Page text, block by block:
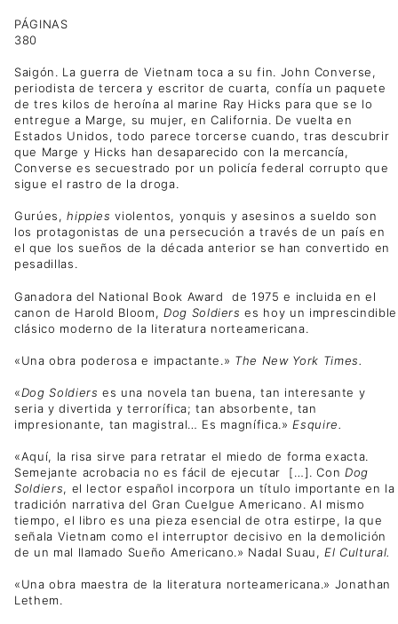
PÁGINAS
380
Saigón. La guerra de Vietnam toca a su fin. John Converse,
periodista de tercera y escritor de cuarta, confía un paquete
de tres kilos de heroína al marine Ray Hicks para que se lo
entregue a Marge, su mujer, en California. De vuelta en
Estados Unidos, todo parece torcerse cuando, tras descubrir
que Marge y Hicks han desaparecido con la mercancía,
Converse es secuestrado por un policía federal corrupto que
sigue el rastro de la droga.
Gurúes,hippies violentos, yonquis y asesinos a sueldo son
los protagonistas de una persecución a través de un país en
el que los sueños de la década anterior se han convertido en
pesadillas.
Ganadora del National Book Award de 1975 e incluida en el
canon de Harold Bloom, Dog Soldiers es hoy un imprescindible
clásico moderno de la literatura norteamericana.
«Una obra poderosa e impactante.» The New York Times.
«Dog Soldiers es una novela tan buena, tan interesante y
seria y divertida y terrorífica; tan absorbente, tan
impresionante, tan magistral… Es magnífica.»Esquire.
«Aquí, la risa sirve para retratar el miedo de forma exacta.
Semejante acrobacia no es fácil de ejecutar […]. ConDog
Soldiers, el lector español incorpora un título importante en la
tradición narrativa del Gran Cuelgue Americano. Al mismo
tiempo, el libro es una pieza esencial de otra estirpe, la que
señala Vietnam como el interruptor decisivo en la demolición
de un mal llamado Sueño Americano.» Nadal Suau,El Cultural.
«Una obra maestra de la literatura norteamericana.» Jonathan
Lethem.